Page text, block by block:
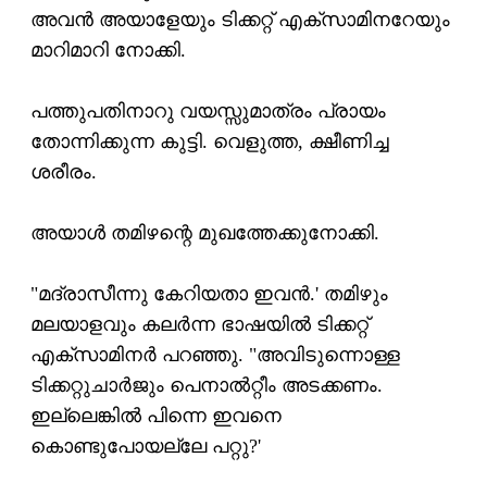
അവന്‍ അയാളേയും ടിക്കറ്റ് എക്‌സാമിനറേയും
മാറിമാറി നോക്കി.
പത്തുപതിനാറു വയസ്സുമാത്രം പ്രായം
തോന്നിക്കുന്ന കുട്ടി. വെളുത്ത, ക്ഷീണിച്ച
ശരീരം.
അയാള്‍ തമിഴന്റെ മുഖത്തേക്കുനോക്കി.
"മദ്രാസീന്നു കേറിയതാ ഇവന്‍.' തമിഴും
മലയാളവും കലര്‍ന്ന ഭാഷയില്‍ ടിക്കറ്റ്
എക്‌സാമിനര്‍ പറഞ്ഞു. "അവിടുന്നൊള്ള
ടിക്കറ്റുചാര്‍ജും പെനാല്‍റ്റീം അടക്കണം.
ഇല്ലെങ്കില്‍ പിന്നെ ഇവനെ
കൊണ്ടുപോയല്ലേ പറ്റു?'